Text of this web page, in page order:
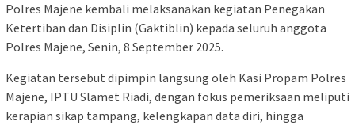
Polres Majene kembali melaksanakan kegiatan Penegakan
Ketertiban dan Disiplin (Gaktiblin) kepada seluruh anggota
Polres Majene, Senin, 8 September 2025.
Kegiatan tersebut dipimpin langsung oleh Kasi Propam Polres
Majene, IPTU Slamet Riadi, dengan fokus pemeriksaan meliputi
kerapian sikap tampang, kelengkapan data diri, hingga